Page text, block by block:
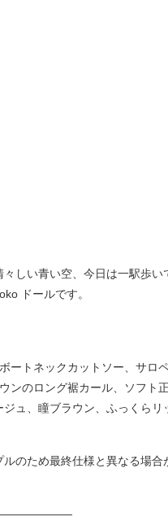
しい青い空、今日は一駅歩い
ドールです。
ートネックカットソー、サロ
ンのロング裾カール、ソフト
ュ、瞳ブラウン、ふっくらリ
のため最終仕様と異なる場合